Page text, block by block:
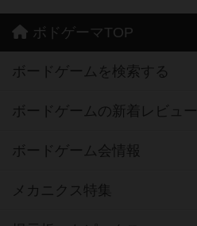
ボドゲーマTOP
ボードゲームを検索する
ボードゲームの新着レビュー
ボードゲーム会情報
メカニクス特集